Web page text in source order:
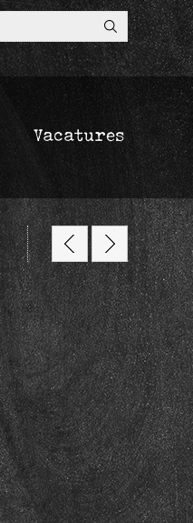
Vacatures